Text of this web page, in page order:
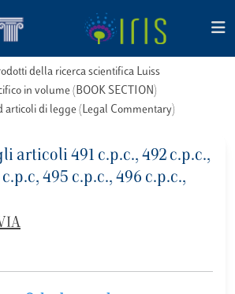
della ricerca scientifica Luiss
in volume (BOOK SECTION)
articoli di legge (Legal Commentary)
articoli 491 c.p.c., 492 c.p.c.,
495 c.p.c., 496 c.p.c.,